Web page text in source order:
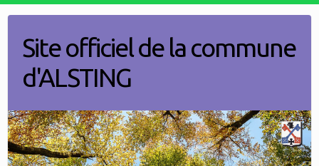
contentSite officiel de la commune
d'ALSTING